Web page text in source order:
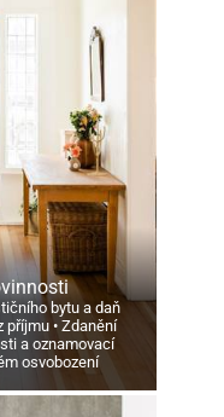
bytu a daň
příjmu
Zdanění
a oznamovací
osvobození